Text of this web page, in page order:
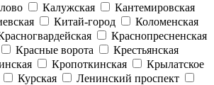
Калужская
Кантемировская
Китай-город
Коломенская
Краснопресненская
Красные ворота
Крестьянская
Кропоткинская
Крылатское
Курская
Ленинский проспект